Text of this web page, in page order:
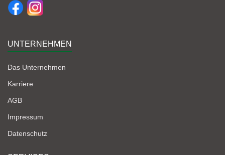
UNTERNEHMEN
Das Unternehmen
Karriere
AGB
Impressum
Datenschutz